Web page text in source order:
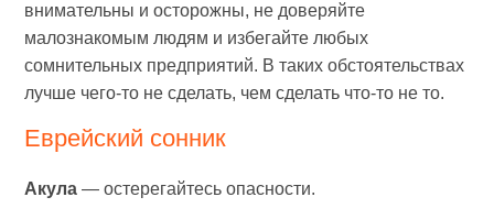
внимательны и осторожны, не доверяйте
малознакомым людям и избегайте любых
сомнительных предприятий. В таких обстоятельствах
лучше чего-то не сделать, чем сделать что-то не то.
Еврейский сонник
Акула — остерегайтесь опасности.